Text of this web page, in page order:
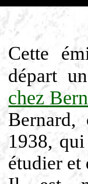
Cette
départ
chez
Bernard,
1938,
étudier et